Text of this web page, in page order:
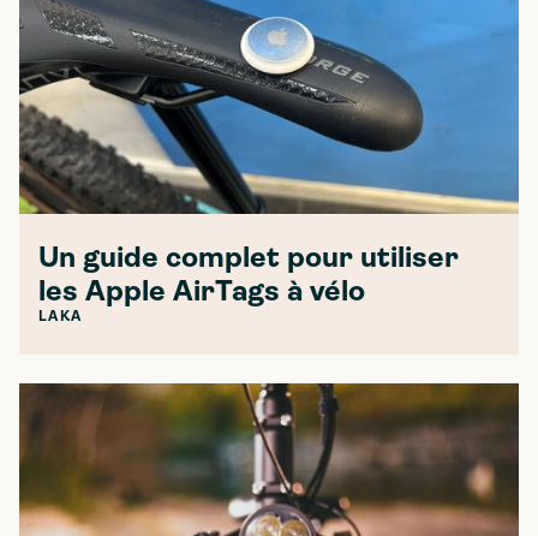
Un guide complet pour utiliser
les Apple AirTags à vélo
LAKA